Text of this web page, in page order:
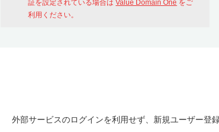
証を設定されている場合はValue Domain One をご
利用ください。
外部サービスのログインを利用せず、新規ユーザー登